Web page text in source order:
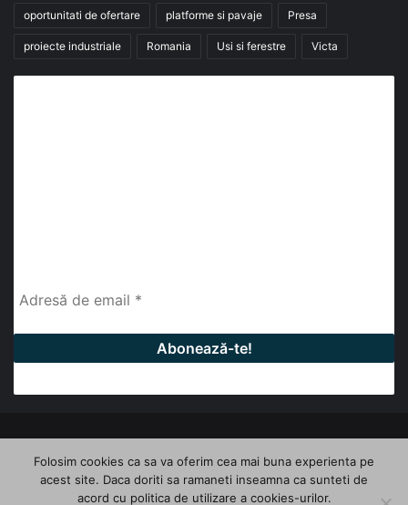
oportunitati de ofertare platforme si pavaje Presa
proiecte industriale Romania Usi si ferestre Victa
FacebookLinkedInYouTube
Folosim cookies ca sa va oferim cea mai buna experienta pe
acest site. Daca doriti sa ramaneti inseamna ca sunteti de
acord cu politica de utilizare a cookies-urilor.